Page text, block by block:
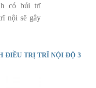
có búi trĩ
nội sẽ gây
ĐIỀU TRỊ TRĨ NỘI ĐỘ 3